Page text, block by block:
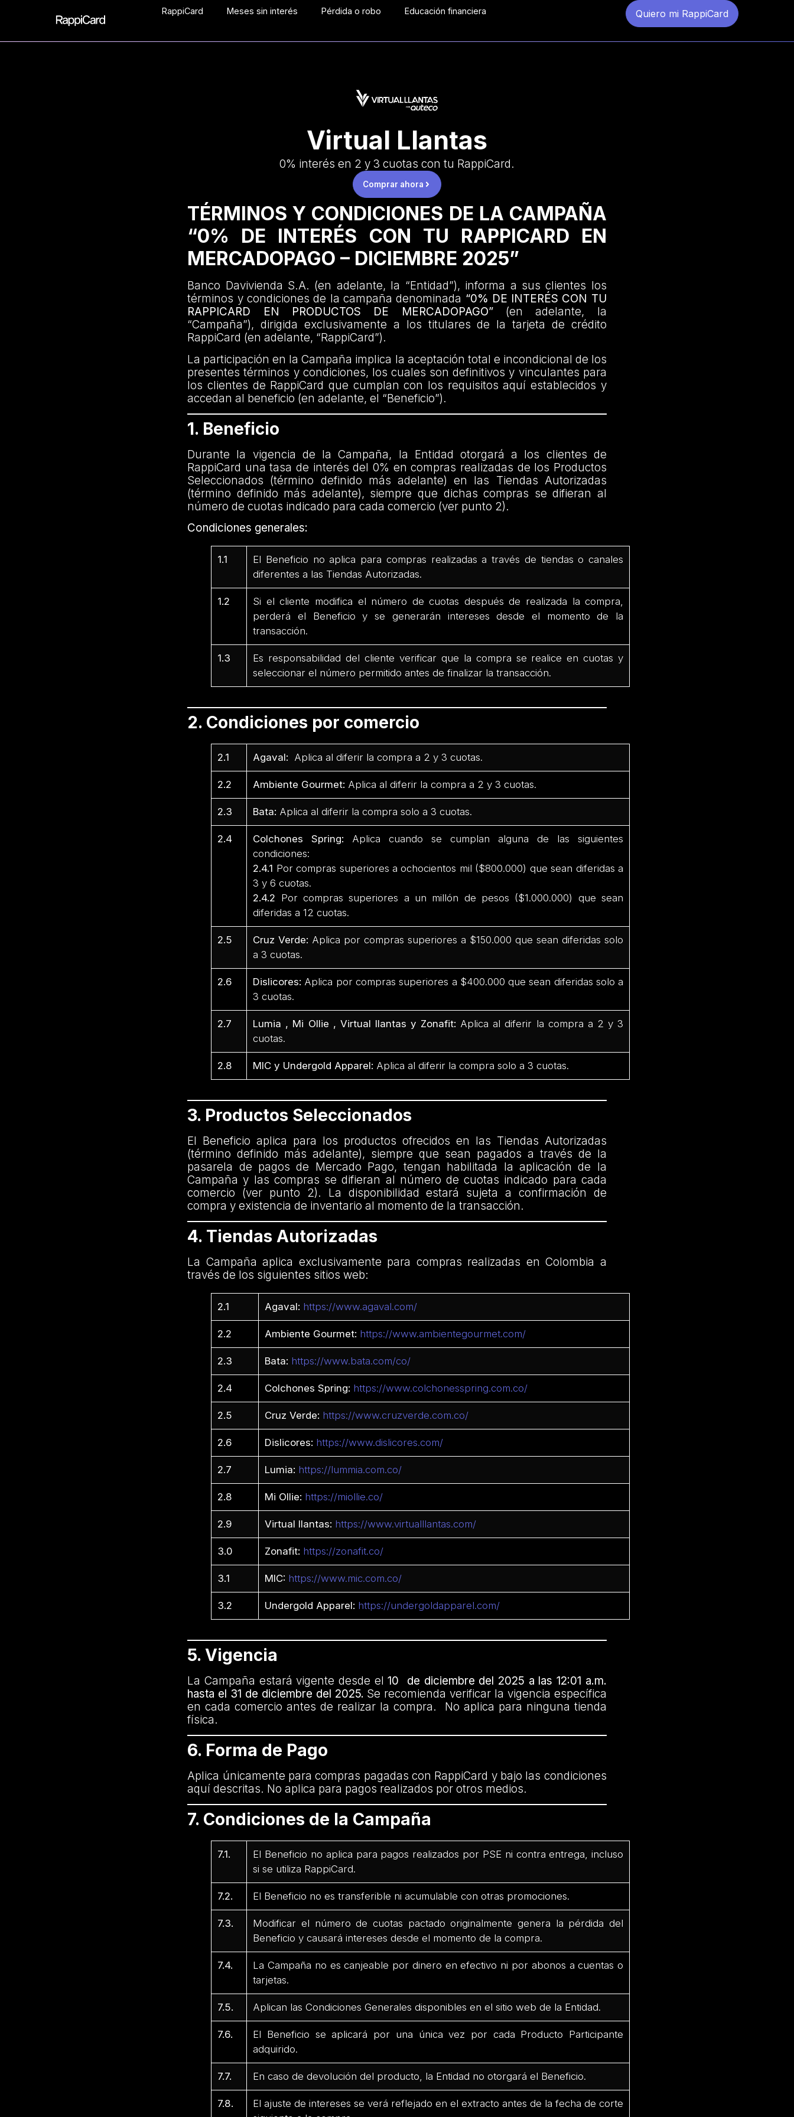
RappiCard Meses sin interés Pérdida o robo Educación financiera Quiero mi RappiCard
Virtual Llantas
0% interés en 2 y 3 cuotas con tu RappiCard.
Comprar ahora
TÉRMINOS Y CONDICIONES DE LA CAMPAÑA
“0% DE INTERÉS CON TU RAPPICARD EN
MERCADOPAGO – DICIEMBRE 2025”
Banco Davivienda S.A. (en adelante, la “Entidad”), informa a sus clientes los
términos y condiciones de la campaña denominada “0% DE INTERÉS CON TU
RAPPICARD EN PRODUCTOS DE MERCADOPAGO”(en adelante, la
“Campaña”), dirigida exclusivamente a los titulares de la tarjeta de crédito
RappiCard (en adelante, “RappiCard”).
La participación en la Campaña implica la aceptación total e incondicional de los
presentes términos y condiciones, los cuales son definitivos y vinculantes para
los clientes de RappiCard que cumplan con los requisitos aquí establecidos y
accedan al beneficio (en adelante, el “Beneficio”).
1. Beneficio
Durante la vigencia de la Campaña, la Entidad otorgará a los clientes de
RappiCard una tasa de interés del 0% en compras realizadas de los Productos
Seleccionados (término definido más adelante) en las Tiendas Autorizadas
(término definido más adelante), siempre que dichas compras se difieran al
número de cuotas indicado para cada comercio (ver punto 2).
Condiciones generales:
1.1
El Beneficio no aplica para compras realizadas a través de tiendas o canales
diferentes a las Tiendas Autorizadas.
1.2
Si el cliente modifica el número de cuotas después de realizada la compra,
perderá el Beneficio y se generarán intereses desde el momento de la
transacción.
1.3
Es responsabilidad del cliente verificar que la compra se realice en cuotas y
seleccionar el número permitido antes de finalizar la transacción.
2. Condiciones por comercio
2.1 Agaval: Aplica al diferir la compra a 2 y 3 cuotas.
2.2 Ambiente Gourmet: Aplica al diferir la compra a 2 y 3 cuotas.
2.3 Bata: Aplica al diferir la compra solo a 3 cuotas.
2.4 Colchones Spring: Aplica cuando se cumplan alguna de las siguientes
condiciones:
2.4.1 Por compras superiores a ochocientos mil ($800.000) que sean diferidas a
3 y 6 cuotas.
2.4.2 Por compras superiores a un millón de pesos ($1.000.000) que sean
diferidas a 12 cuotas.
2.5 Cruz Verde: Aplica por compras superiores a $150.000 que sean diferidas solo
a 3 cuotas.
2.6 Dislicores: Aplica por compras superiores a $400.000 que sean diferidas solo a
3 cuotas.
2.7 Lumia , Mi Ollie , Virtual llantas y Zonafit: Aplica al diferir la compra a 2 y 3
cuotas.
2.8 MIC y Undergold Apparel: Aplica al diferir la compra solo a 3 cuotas.
3. Productos Seleccionados
El Beneficio aplica para los productos ofrecidos en las Tiendas Autorizadas
(término definido más adelante), siempre que sean pagados a través de la
pasarela de pagos de Mercado Pago, tengan habilitada la aplicación de la
Campaña y las compras se difieran al número de cuotas indicado para cada
comercio (ver punto 2). La disponibilidad estará sujeta a confirmación de
compra y existencia de inventario al momento de la transacción.
4. Tiendas Autorizadas
La Campaña aplica exclusivamente para compras realizadas en Colombia a
través de los siguientes sitios web:
2.1 Agaval: https://www.agaval.com/
2.2 Ambiente Gourmet: https://www.ambientegourmet.com/
2.3 Bata: https://www.bata.com/co/
2.4 Colchones Spring: https://www.colchonesspring.com.co/
2.5 Cruz Verde: https://www.cruzverde.com.co/
2.6 Dislicores: https://www.dislicores.com/
2.7 Lumia: https://lummia.com.co/
2.8 Mi Ollie: https://miollie.co/
2.9 Virtual llantas: https://www.virtualllantas.com/
3.0 Zonafit: https://zonafit.co/
3.1 MIC: https://www.mic.com.co/
3.2 Undergold Apparel: https://undergoldapparel.com/
5. Vigencia
La Campaña estará vigente desde el 10 de diciembre del 2025 a las 12:01 a.m.
hasta el 31 de diciembre del 2025. Se recomienda verificar la vigencia específica
en cada comercio antes de realizar la compra. No aplica para ninguna tienda
física.
6. Forma de Pago
Aplica únicamente para compras pagadas con RappiCard y bajo las condiciones
aquí descritas. No aplica para pagos realizados por otros medios.
7. Condiciones de la Campaña
7.1.
El Beneficio no aplica para pagos realizados por PSE ni contra entrega, incluso
si se utiliza RappiCard.
7.2. El Beneficio no es transferible ni acumulable con otras promociones.
7.3.
Modificar el número de cuotas pactado originalmente genera la pérdida del
Beneficio y causará intereses desde el momento de la compra.
7.4.
La Campaña no es canjeable por dinero en efectivo ni por abonos a cuentas o
tarjetas.
7.5. Aplican las Condiciones Generales disponibles en el sitio web de la Entidad.
7.6.
El Beneficio se aplicará por una única vez por cada Producto Participante
adquirido.
7.7. En caso de devolución del producto, la Entidad no otorgará el Beneficio.
7.8.
El ajuste de intereses se verá reflejado en el extracto antes de la fecha de corte